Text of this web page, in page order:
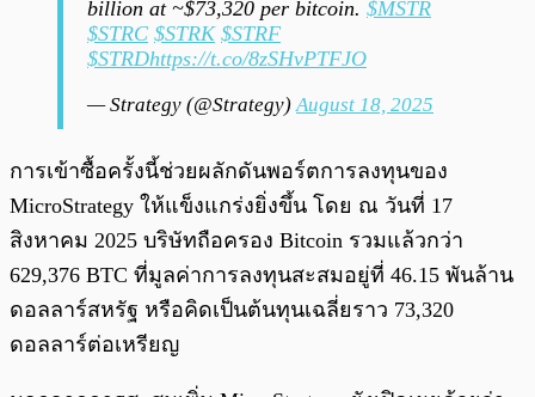
billion at ~$73,320 per bitcoin. $MSTR
$STRC $STRK $STRF
$STRDhttps://t.co/8zSHvPTFJO
— Strategy (@Strategy)August 18, 2025
การเข้าซื้อครั้งนี้ช่วยผลักดันพอร์ตการลงทุนของ
MicroStrategy ให้แข็งแกร่งยิ่งขึ้น โดย ณ วันที่ 17
สิงหาคม 2025 บริษัทถือครอง Bitcoin รวมแล้วกว่า
629,376 BTC ที่มูลค่าการลงทุนสะสมอยู่ที่ 46.15 พันล้าน
ดอลลาร์สหรัฐ หรือคิดเป็นต้นทุนเฉลี่ยราว 73,320
ดอลลาร์ต่อเหรียญ